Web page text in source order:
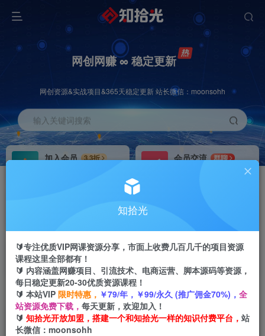
网创网赚 ∞ 稳定更新
网创资源&实战项目&365天稳定更新 站长微信：moonsohh
输入关键词搜索
加入会员
3.3折
会员交流
群聊
首页 创业课程 会员专属 正文
（8191期）公众号流量主4.0特别版玩法
知拾光
🔰专注优质VIP网课资源分享，市面上收费几百几千的项目资源
课程这里全部都有！
🔰 内容涵盖网赚项目、引流技术、电商运营、脚本源码等资源，
每日稳定更新20-30优质资源课程！
🔰 本站VIP 限时特惠， ￥79/年，￥99/永久 (推广佣金70%)， 全
站资源免费下载， 每天更新，欢迎加入！
🔰 知拾光开放加盟，搭建一个和知拾光一样的知识付费平台， 站
长微信：moonsohh